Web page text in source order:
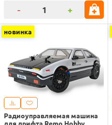
- +
новинка
Радиоуправляемая машина
для дрифта Remo Hobby